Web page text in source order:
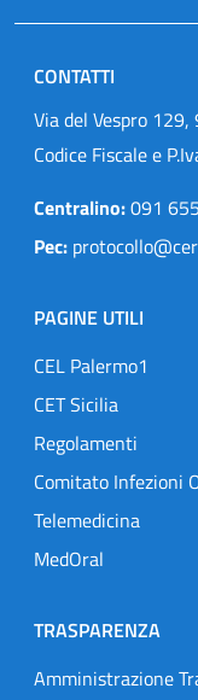
CONTATTI
Via del Vespro
Codice Fiscale e
Centralino:091
Pec:
PAGINE UTILI
CEL Palermo1
CET Sicilia
Regolamenti
Comitato Infezioni
Telemedicina
MedOral
TRASPARENZA
Amministrazione